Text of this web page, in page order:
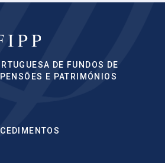
DE FUNDOS DE
E PATRIMÓNIOS